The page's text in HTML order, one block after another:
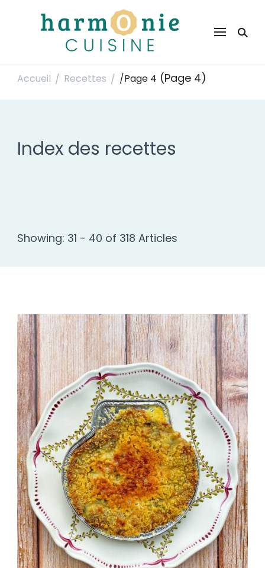
Harmonie Cuisine
Accueil / Recettes / /Page 4 (Page 4)
Index des recettes
Showing: 31 - 40 of 318 Articles